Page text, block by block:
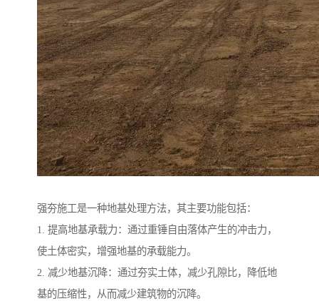
强夯施工是一种地基处理方法，其主要功能包括：
1. 提高地基承载力：通过重锤自由落体产生的冲击力，
使土体密实，增强地基的承载能力。
2. 减少地基沉降：通过夯实土体，减少孔隙比，降低地
基的压缩性，从而减少建筑物的沉降。